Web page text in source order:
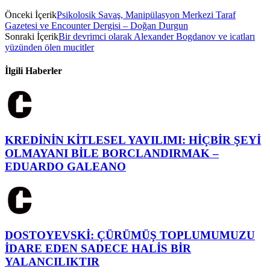
Önceki İçerikPsikolosik Savaş, Manipülasyon Merkezi Taraf
Gazetesi ve Encounter Dergisi – Doğan Durgun
Sonraki İçerikBir devrimci olarak Alexander Bogdanov ve icatları
yüzünden ölen mucitler
İlgili Haberler
KREDİNİN KİTLESEL YAYILIMI: HİÇBİR ŞEYİ
OLMAYANI BİLE BORCLANDIRMAK –
EDUARDO GALEANO
DOSTOYEVSKİ: ÇÜRÜMÜŞ TOPLUMUMUZU
İDARE EDEN SADECE HALİS BİR
YALANCILIKTIR